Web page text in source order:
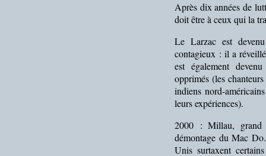
Après dix années de
doit être à ceux qui la
Le Larzac est
contagieux : il a
est également
opprimés (les
indiens nord-
leurs expériences).
2000 : Millau, grand
démontage du Mac
Unis surtaxent